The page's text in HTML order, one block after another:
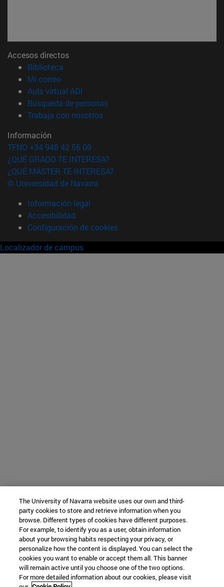
Accesos directos
Biblioteca
Mi correo(abre en nueva ventana)
Aula virtual ADI
Búsqueda de personas(abre en nueva ventana)
Trabaja con nosotros(abre en nueva ventana)
Información
TFNO +34 948 42 56 00
¿QUÉ GRADO TE INTERESA?
¿QUÉ MÁSTER TE INTERESA?
© Universidad de Navarra
Información legal
Accesibilidad
Configuración de cookies
Localizador de campus
The University of Navarra website uses our own and third-
party cookies to store and retrieve information when you
browse. Different types of cookies have different purposes.
For example, to identify you as a user, obtain information
about your browsing habits respecting your privacy, or
personalize how the content is displayed. You can select the
cookies you want to enable or accept them all. This banner
will remain active until you choose one of the two options.
For more detailed information about our cookies, please visit